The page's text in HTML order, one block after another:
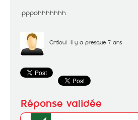
.pppohhhhhhh
Chtioui il y a presque 7 ans